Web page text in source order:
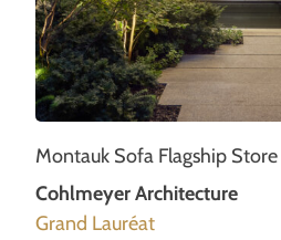
Montauk Sofa Flagship Store
Cohlmeyer Architecture
Grand Lauréat